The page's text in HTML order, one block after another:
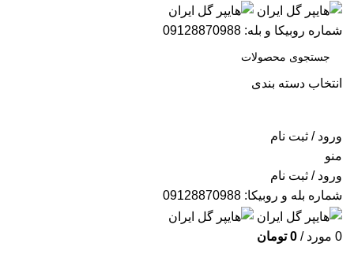
شماره روبیکا و بله: 09128870988
انتخاب دسته بندی
ورود / ثبت نام
منو
ورود / ثبت نام
شماره بله و روبیکا: 09128870988
0 مورد /
0 تومان